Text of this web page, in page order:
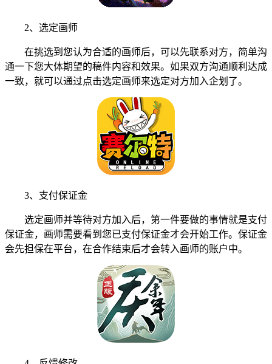
2、选定画师
在挑选到您认为合适的画师后，可以先联系对方，简单沟
通一下您大体期望的稿件内容和效果。如果双方沟通顺利达成
一致，就可以通过点击选定画师来选定对方加入企划了。
3、支付保证金
选定画师并等待对方加入后，第一件要做的事情就是支付
保证金，画师需要看到您已支付保证金才会开始工作。保证金
会先担保在平台，在合作结束后才会转入画师的账户中。